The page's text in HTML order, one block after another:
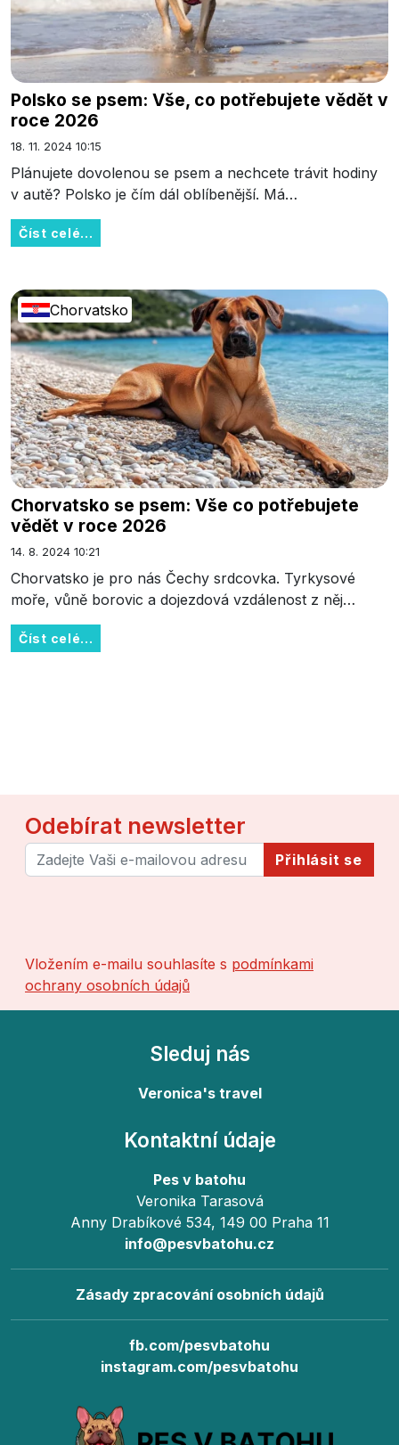
Polsko se psem: Vše, co potřebujete vědět v
roce 2026
18. 11. 2024 10:15
Plánujete dovolenou se psem a nechcete trávit hodiny
v autě? Polsko je čím dál oblíbenější. Má…
Číst celé...
Chorvatsko
Chorvatsko se psem: Vše co potřebujete
vědět v roce 2026
14. 8. 2024 10:21
Chorvatsko je pro nás Čechy srdcovka. Tyrkysové
moře, vůně borovic a dojezdová vzdálenost z něj…
Číst celé...
Odebírat newsletter
Přihlásit se
Vložením e-mailu souhlasíte s podmínkami
ochrany osobních údajů
Sleduj nás
Veronica's travel
Kontaktní údaje
Pes v batohu
Veronika Tarasová
Anny Drabíkové 534, 149 00 Praha 11
info@pesvbatohu.cz
Zásady zpracování osobních údajů
fb.com/pesvbatohu
instagram.com/pesvbatohu